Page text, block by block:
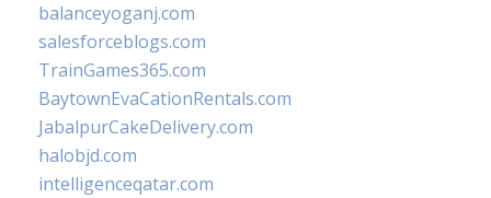
balanceyoganj.com
salesforceblogs.com
TrainGames365.com
BaytownEvaCationRentals.com
JabalpurCakeDelivery.com
halobjd.com
intelligenceqatar.com